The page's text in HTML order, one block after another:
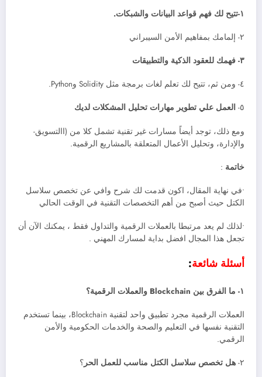
١-تتيح لك فهم قواعد البيانات والشبكات.
٢- إلمامك بمفاهيم الأمن السيبراني
٣- فهمك للعقود الذكية والتطبيقات
٤- ومن ثم، تتيح لك تعلم لغات برمجة مثل Solidity وPython.
٥- العمل علي تطوير مهارات تحليل المشكلات لديك
ومع ذلك، توجد أيضاً مسارات غير تقنية تشمل كلا من (االتسويق-
والإدارة، وتحليل الأعمال المتعلقة بالمشاريع الرقمية.
خاتمة :
•في نهاية المقال، اكون قدمت لك شرح وافي عن تخصص سلاسل
الكتل حيث أصبح من أهم التخصصات التقنية في الوقت الحالي
•لذلك لم يعد مرتبطا بالعملات الرقمية والتداول فقط ، يمكنك الآن أن
تجعل هذا المجال افضل بداية لمسارك المهني .
أسئلة شائعة:
١- ما الفرق بين Blockchain والعملات الرقمية؟
العملات الرقمية مجرد تطبيق واحد لتقنية Blockchain، بينما تستخدم
التقنية نفسها في التعليم والصحة والخدمات الحكومية والأمن
الرقمي.
٢- هل تخصص سلاسل الكتل مناسب للعمل الحر؟